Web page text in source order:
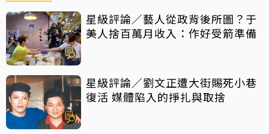
星級評論／藝人從政背後所圖？于
美人捨百萬月收入：作好受箭準備
星級評論／劉文正遭大街賜死小巷
復活 媒體陷入的掙扎與取捨